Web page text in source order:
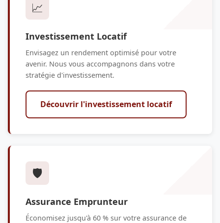
📈
Investissement Locatif
Envisagez un rendement optimisé pour votre
avenir. Nous vous accompagnons dans votre
stratégie d'investissement.
Découvrir l'investissement locatif
🛡️
Assurance Emprunteur
Économisez jusqu'à 60 % sur votre assurance de